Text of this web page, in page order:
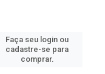
Faça seu login ou
cadastre-se para
comprar.